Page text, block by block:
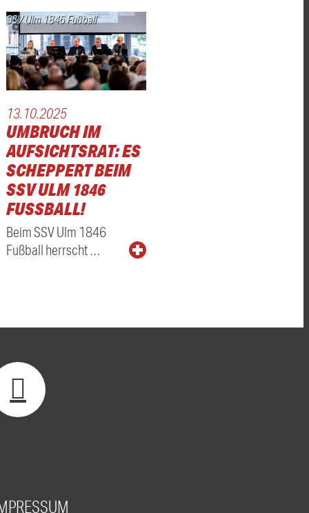
SSV Ulm 1846 Fußball
13.10.2025
UMBRUCH IM
AUFSICHTSRAT: ES
SCHEPPERT BEIM
SSV ULM 1846
FUSSBALL!
Beim SSV Ulm 1846
Fußball herrscht …